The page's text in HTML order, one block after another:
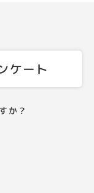
ケート
か？